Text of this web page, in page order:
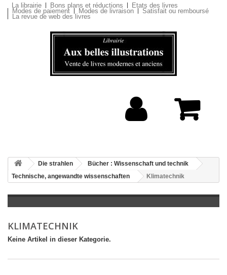
La librairie Bons plans et réductions Etats des livres
Modes de paiement Modes de livraison Satisfait ou remboursé
La revue de web des livres
Die strahlen
Bücher : Wissenschaft und technik
Technische, angewandte wissenschaften
Klimatechnik
KLIMATECHNIK
Keine Artikel in dieser Kategorie.